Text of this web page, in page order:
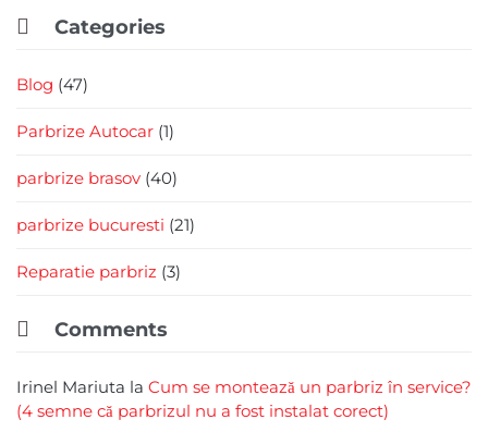
 Categories
Blog (47)
Parbrize Autocar (1)
parbrize brasov (40)
parbrize bucuresti (21)
Reparatie parbriz (3)
 Comments
Irinel Mariuta la Cum se montează un parbriz în service?
(4 semne că parbrizul nu a fost instalat corect)